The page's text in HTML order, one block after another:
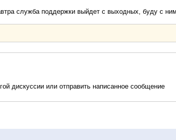
служба поддержки выйдет с выходных, буду с
дискуссии или отправить написанное сообщение